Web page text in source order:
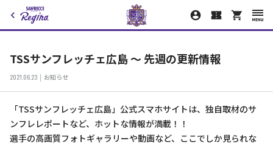
TSSサンフレッチェ広島 ～ 先週の更新情報
2021.06.23 お知らせ
「TSSサンフレッチェ広島」公式スマホサイトは、独自取材のサ
ンフレレポートなど、ホットな情報が満載！！
選手の高画質フォトギャラリーや動画など、ここでしか見られな